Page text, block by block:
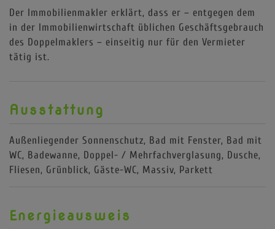
Der Immobilienmakler erklärt, dass er – entgegen dem
in der Immobilienwirtschaft üblichen Geschäftsgebrauch
des Doppelmaklers – einseitig nur für den Vermieter
tätig ist.
Ausstattung
Außenliegender Sonnenschutz Bad mit Fenster Bad mit
WC Badewanne Doppel- / Mehrfachverglasung
Dusche
Fliesen
Grünblick Gäste-WC Massiv Parkett
Energieausweis